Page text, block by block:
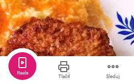
Tlačiť Sleduj
Reels